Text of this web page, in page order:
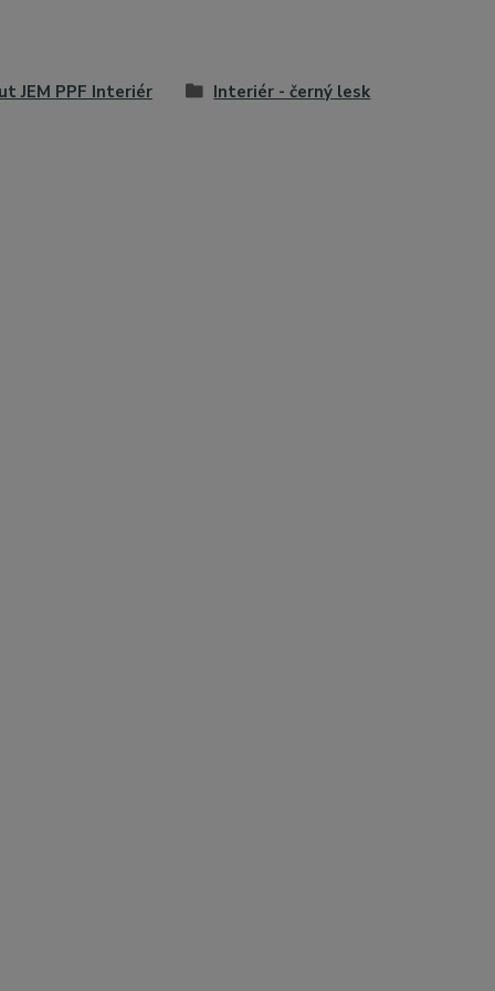
JEM PPF Interiér Interiér - černý lesk